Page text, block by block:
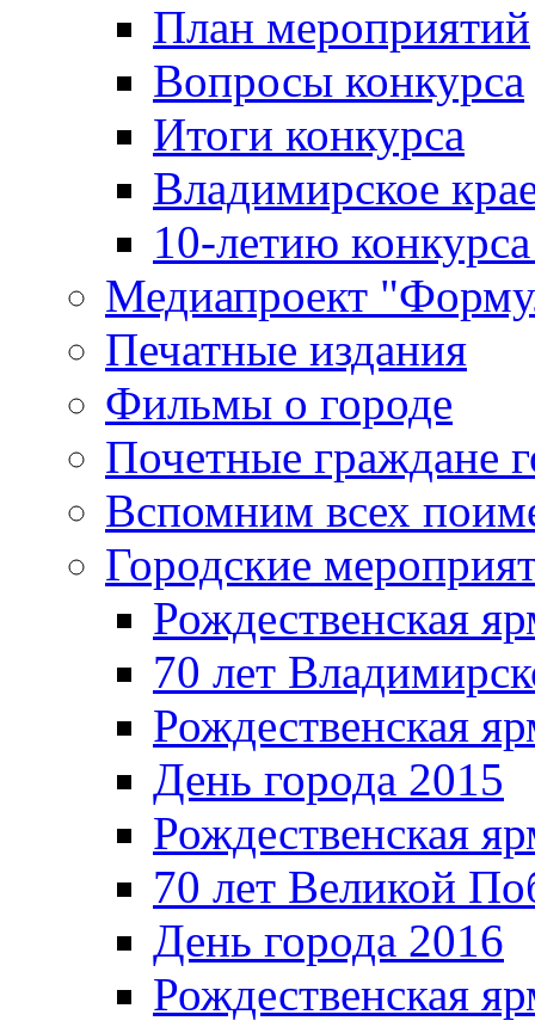
План мероприятий
Вопросы конкурса
Итоги конкурса
Владимирское
10-летию
Медиапроект
Печатные издания
Фильмы о городе
Почетные граждане
Вспомним всех
Городские
Рождественская
70 лет
Рождественская
День города 2015
Рождественская
70 лет Великой
День города 2016
Рождественская